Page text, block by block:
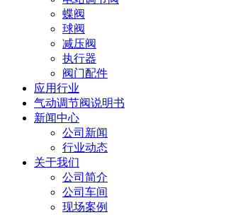
蝶阀
球阀
减压阀
执行器
阀门配件
应用行业
气动调节阀说明书
新闻中心
公司新闻
行业动态
关于我们
公司简介
公司车间
现场案例